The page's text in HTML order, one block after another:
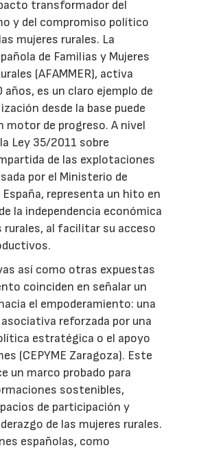
transformador del
y del compromiso político
mujeres rurales. La
de Familias y Mujeres
(AFAMMER), activa
años, es un claro ejemplo de
desde la base puede
motor de progreso. A nivel
Ley 35/2011 sobre
de las explotaciones
por el Ministerio de
representa un hito en
la independencia económica
rurales, al facilitar su acceso
así como otras expuestas
coinciden en señalar un
el empoderamiento: una
reforzada por una
estratégica o el apoyo
(CEPYME Zaragoza). Este
un marco probado para
sostenibles,
de participación y
de las mujeres rurales.
españolas, como